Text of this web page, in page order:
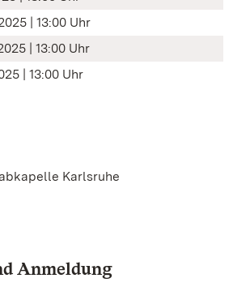
| 13:00 Uhr
| 13:00 Uhr
| 13:00 Uhr
Karlsruhe
Anmeldung